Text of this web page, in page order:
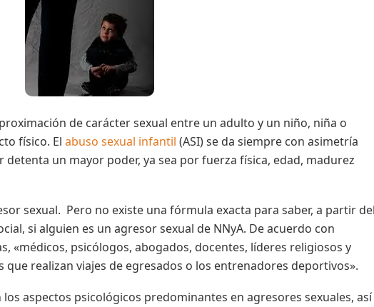
de carácter sexual entre un adulto y un niño, niña o
físico. El abuso sexual infantil (ASI) se da siempre con asimetría
un mayor poder, ya sea por fuerza física, edad, madurez
sexual. Pero no existe una fórmula exacta para saber, a partir del
si alguien es un agresor sexual de NNyA. De acuerdo con
«médicos, psicólogos, abogados, docentes, líderes religiosos y
realizan viajes de egresados o los entrenadores deportivos».
aspectos psicológicos predominantes en agresores sexuales, así